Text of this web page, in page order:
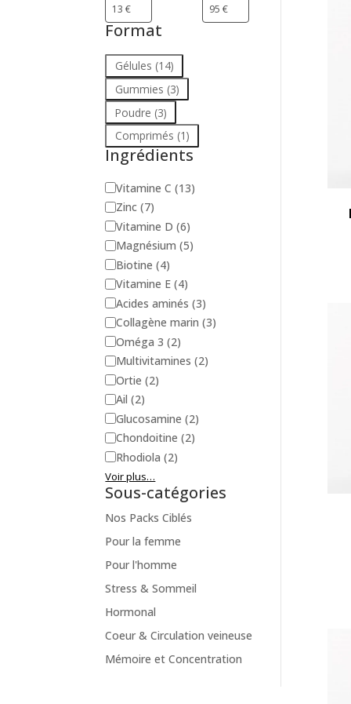
Format
Format
Gélules (14)
Gummies (3)
Poudre (3)
Comprimés (1)
Ingrédients
Ingrédients
Vitamine C(13)
Zinc(7)
Vitamine D(6)
Magnésium(5)
Biotine(4)
Vitamine E(4)
Acides aminés(3)
Collagène marin(3)
Oméga 3(2)
Multivitamines(2)
Ortie(2)
Ail(2)
Glucosamine(2)
Chondoitine(2)
Rhodiola(2)
Voir plus…
Sous-catégories
Nos Packs Ciblés
Pour la femme
Pour l'homme
Stress & Sommeil
Hormonal
Coeur & Circulation veineuse
Mémoire et Concentration